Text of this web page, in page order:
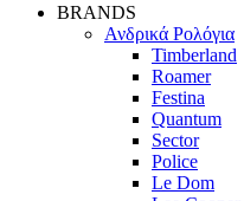
BRANDS
Ανδρικά Ρολόγια
Timberland
Roamer
Festina
Quantum
Sector
Police
Le Dom